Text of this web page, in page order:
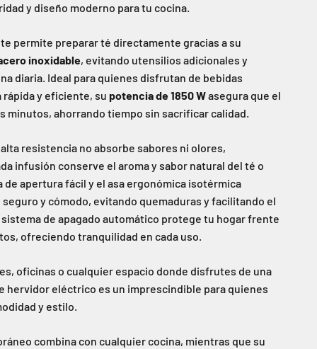
y diseño moderno para tu cocina.
permite preparar té directamente gracias a su
inoxidable, evitando utensilios adicionales y
diaria. Ideal para quienes disfrutan de bebidas
y eficiente, su potencia de 1850 Wasegura que el
minutos, ahorrando tiempo sin sacrificar calidad.
resistencia no absorbe sabores ni olores,
infusión conserve el aroma y sabor natural del té o
de apertura fácil y el asa ergonómica isotérmica
y cómodo, evitando quemaduras y facilitando el
de apagado automático protege tu hogar frente
ofreciendo tranquilidad en cada uso.
oficinas o cualquier espacio donde disfrutes de una
hervidor eléctrico es un imprescindible para quienes
y estilo.
combina con cualquier cocina, mientras que su